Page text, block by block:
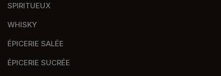
SPIRITUEUX
WHISKY
ÉPICERIE SALÉE
ÉPICERIE SUCRÉE